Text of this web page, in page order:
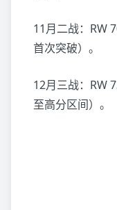
11月二战：RW
首次突破）。
12月三战：RW
至高分区间）。